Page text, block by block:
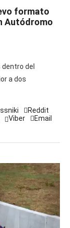
formato
Autódromo
del
a dos
Reddit
Viber Email